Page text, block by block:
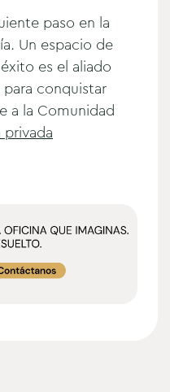
paso en la
Un espacio de
es el aliado
conquistar
a la Comunidad